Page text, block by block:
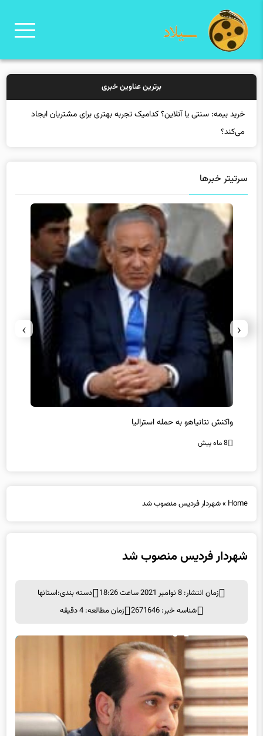
برترین عناوین خبری
خرید
واکنش نتانیاهو به حمله استرالیا
8 ماه پیش
شناسه خبر: 2671646
زمان مطالعه: 4 دقیقه